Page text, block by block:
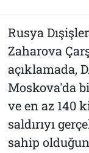
Rusya
Zaharova
açıklamada,
Moskova'da
ve en az 140
saldırıyı
sahip